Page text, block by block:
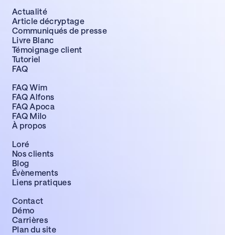
Actualité
Article décryptage
Communiqués de presse
Livre Blanc
Témoignage client
Tutoriel
FAQ
FAQ Wim
FAQ Alfons
FAQ Apoca
FAQ Milo
À propos
Loré
Nos clients
Blog
Évènements
Liens pratiques
Contact
Démo
Carrières
Plan du site